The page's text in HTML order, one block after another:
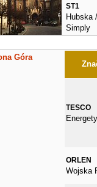
ST1
Hubska
Simply
Góra
TESCO
ORLEN
Wojska